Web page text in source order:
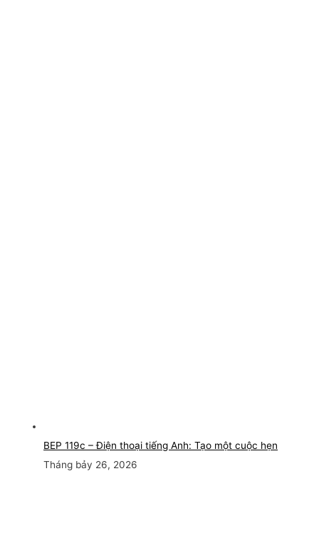
BEP 119c – Điện thoại tiếng Anh: Tạo một cuộc hẹn
Tháng bảy 26, 2026